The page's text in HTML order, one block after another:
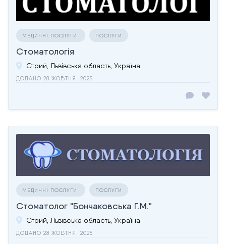
МЕДИЧНІ ПОСЛУГИ ПОСЛУГИ
Стоматологія
Стрий, Львівська область, Україна
ДОДАНО 28 ЖОВТНЯ, 2025
МЕДИЧНІ ПОСЛУГИ ПОСЛУГИ
Стоматолог "Бончаковська Г.М."
Стрий, Львівська область, Україна
ДОДАНО 28 ЖОВТНЯ, 2025